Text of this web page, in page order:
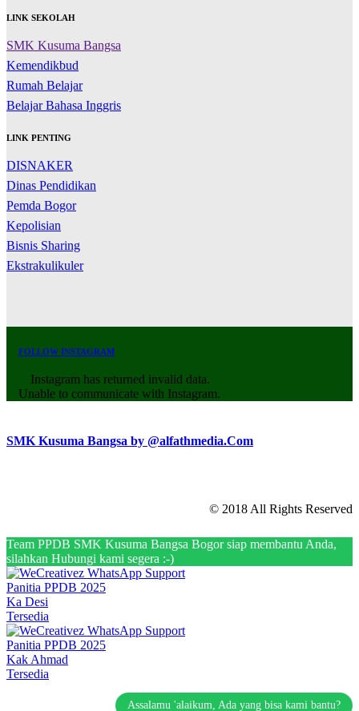
LINK SEKOLAH
SMK Kusuma Bangsa
Kemendikbud
Rumah Belajar
Belajar Bahasa Inggris
LINK PENTING
DISNAKER
Dinas Pendidikan
Pemda Bogor
Kepolisian
Bisnis Sharing
Ekstrakulikuler
FOLLOW INSTAGRAM
Instagram has returned invalid data.
Unable to communicate with Instagram.
SMK Kusuma Bangsa by @alfathmedia.Com
© 2018 All Rights Reserved
Team PPDB SMK Kusuma Bangsa Bogor siap membantu Anda,
silahkan Hubungi kami segera :-)
Panitia PPDB 2025
Ka Desi
Tersedia
Panitia PPDB 2025
Kak Ahmad
Tersedia
Assalamu 'alaikum, Ada yang bisa kami bantu?